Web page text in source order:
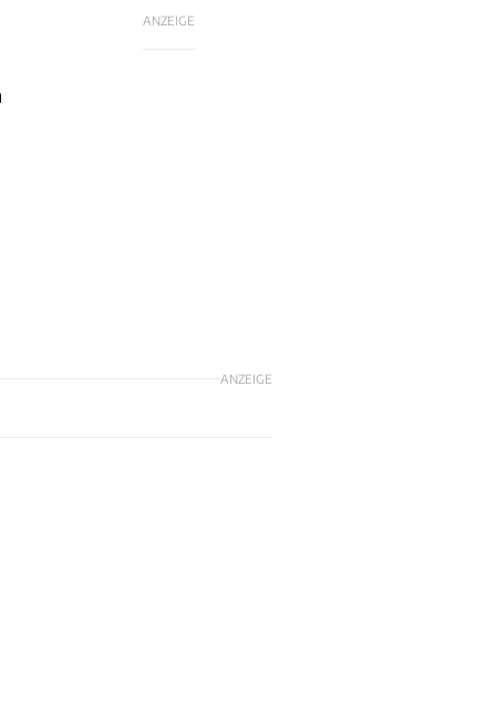
ANZEIGE
ANZEIGE